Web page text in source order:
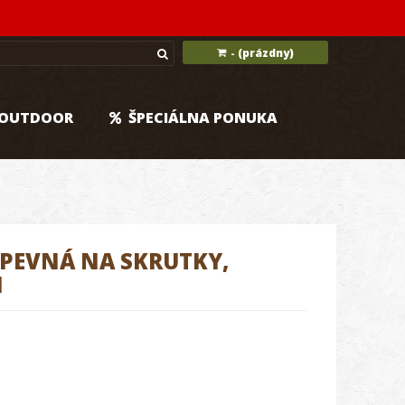
- (prázdny)
ŠPECIÁLNA PONUKA
NA SKRUTKY,